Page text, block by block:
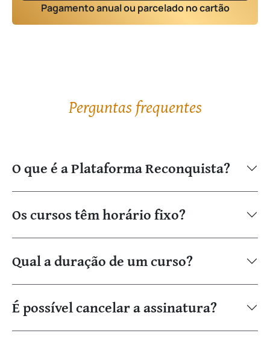
Pagamento anual ou parcelado no cartão
Perguntas frequentes
O que é a Plataforma Reconquista?
Os cursos têm horário fixo?
Qual a duração de um curso?
É possível cancelar a assinatura?